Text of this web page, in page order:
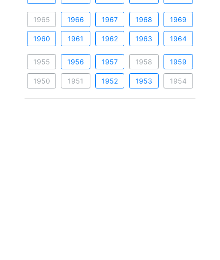
1965 1966 1967 1968 1969
1960 1961 1962 1963 1964
1955 1956 1957 1958 1959
1950 1951 1952 1953 1954